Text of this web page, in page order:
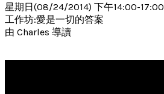
星期日(08/24/2014) 下午14:00-17:00
工作坊:愛是一切的答案
由 Charles 導讀